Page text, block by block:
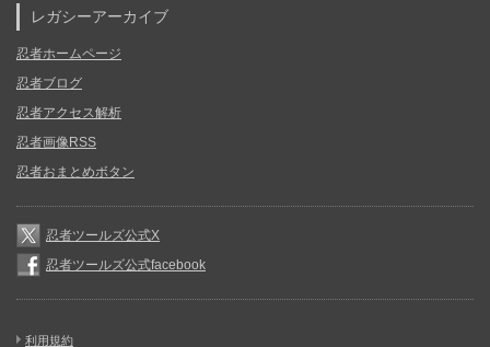
レガシーアーカイブ
忍者ホームページ
忍者ブログ
忍者アクセス解析
忍者画像RSS
忍者おまとめボタン
忍者ツールズ公式X
忍者ツールズ公式facebook
利用規約